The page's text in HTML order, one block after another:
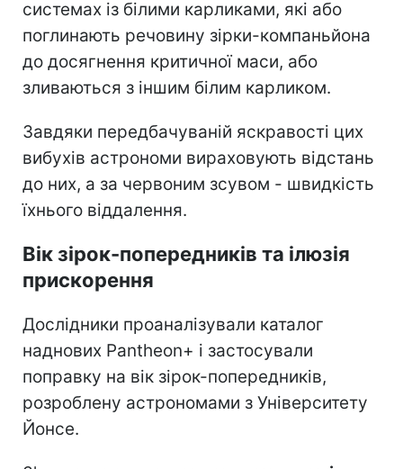
системах із білими карликами, які або
поглинають речовину зірки-компаньйона
до досягнення критичної маси, або
зливаються з іншим білим карликом.
Завдяки передбачуваній яскравості цих
вибухів астрономи вираховують відстань
до них, а за червоним зсувом - швидкість
їхнього віддалення.
Вік зірок-попередників та ілюзія
прискорення
Дослідники проаналізували каталог
наднових Pantheon+ і застосували
поправку на вік зірок-попередників,
розроблену астрономами з Університету
Йонсе.